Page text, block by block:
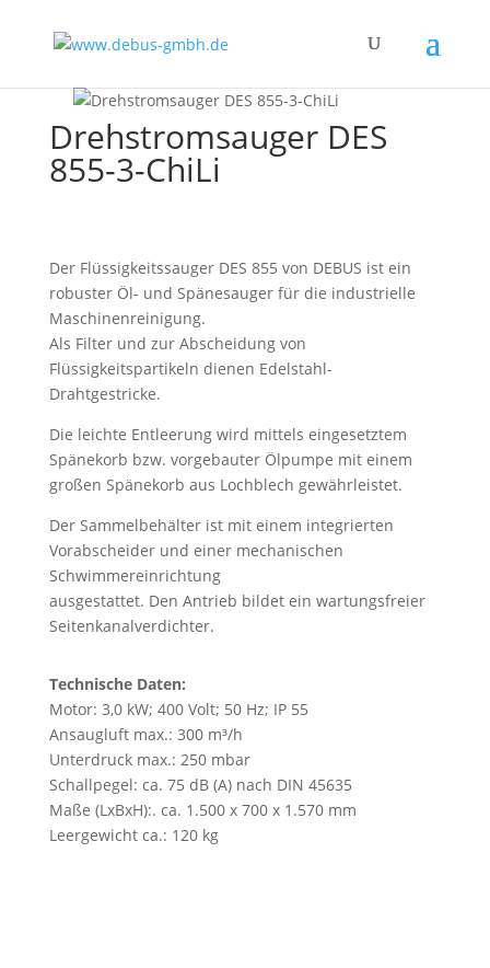
Drehstromsauger DES
855-3-ChiLi
Der Flüssigkeitssauger DES 855 von DEBUS ist ein
robuster Öl- und Spänesauger für die industrielle
Maschinenreinigung.
Als Filter und zur Abscheidung von
Flüssigkeitspartikeln dienen Edelstahl-
Drahtgestricke.
Die leichte Entleerung wird mittels eingesetztem
Spänekorb bzw. vorgebauter Ölpumpe mit einem
großen Spänekorb aus Lochblech gewährleistet.
Der Sammelbehälter ist mit einem integrierten
Vorabscheider und einer mechanischen
Schwimmereinrichtung
ausgestattet. Den Antrieb bildet ein wartungsfreier
Seitenkanalverdichter.
Technische Daten:
Motor: 3,0 kW; 400 Volt; 50 Hz; IP 55
Ansaugluft max.: 300 m³/h
Unterdruck max.: 250 mbar
Schallpegel: ca. 75 dB (A) nach DIN 45635
Maße (LxBxH):. ca. 1.500 x 700 x 1.570 mm
Leergewicht ca.: 120 kg